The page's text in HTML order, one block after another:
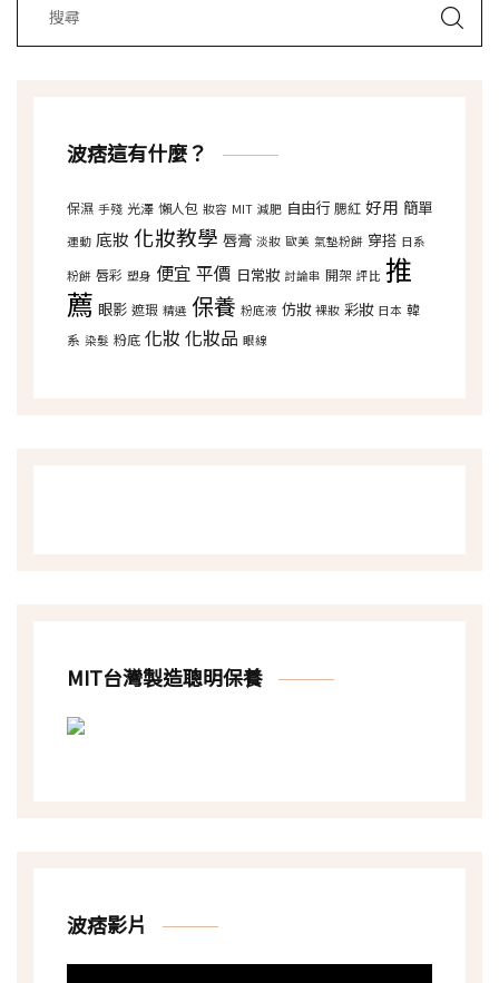
波痞這有什麼？
保濕 手殘 光澤 懶人包 妝容 MIT 減肥 自由行 腮紅 好用 簡單
運動 底妝 化妝教學 唇膏 淡妝 歐美 氣墊粉餅 穿搭 日系
粉餅 唇彩 塑身 便宜 平價 日常妝 討論串 開架 評比 推
薦 眼影 遮瑕 精選 保養 粉底液 仿妝 裸妝 彩妝 日本 韓
系 染髮 粉底 化妝 化妝品 眼線
MIT台灣製造聰明保養
波痞影片